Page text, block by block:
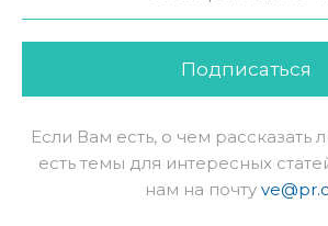
Подписаться
Если Вам есть, о чем рассказать
есть темы для интересных
нам на почту